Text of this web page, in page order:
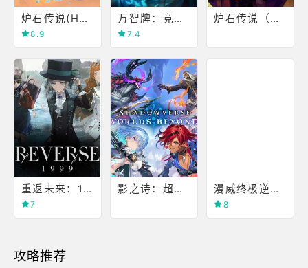
炉石传说(Hearthstone)
8.9
万智牌：竞技场(Magic)
7.4
炉石传说（Hearthstone）
重返未来：1999(Reverse:1999)
7
影之诗：超凡世界（国际服） 漫威终极逆转(MARVEL SNAP)
8
攻略推荐